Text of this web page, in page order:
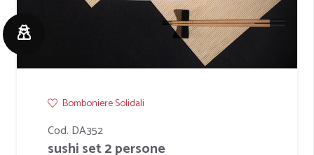
Bomboniere Solidali
Cod. DA352
sushi set 2 persone